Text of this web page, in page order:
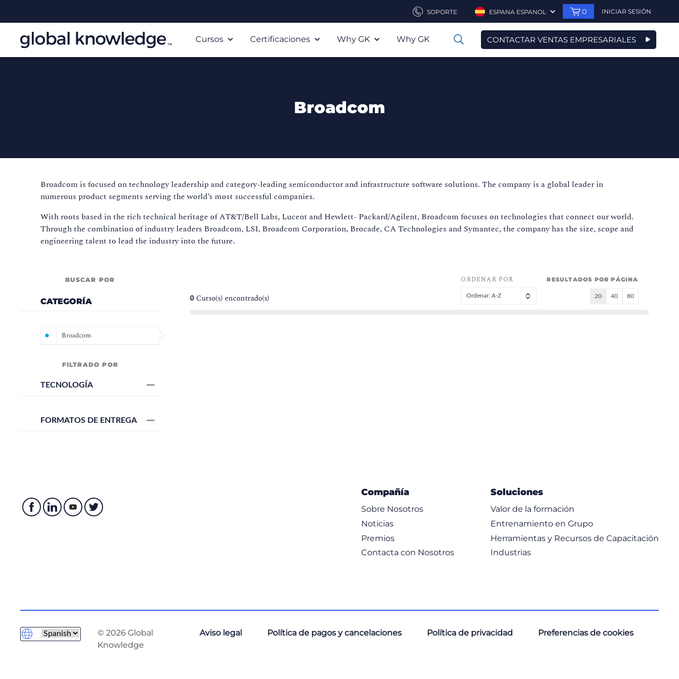
SOPORTE ESPANA ESPANOL 0 INICIAR SESIÓN
Cursos Certificaciones Why GK Why GK 0 CONTACTAR VENTAS EMPRESARIALES
Broadcom
Broadcom is focused on technology leadership and category-leading semiconductor and infrastructure software solutions. The company is a global leader in
numerous product segments serving the world’s most successful companies.
With roots based in the rich technical heritage of AT&T/Bell Labs, Lucent and Hewlett- Packard/Agilent, Broadcom focuses on technologies that connect our world.
Through the combination of industry leaders Broadcom, LSI, Broadcom Corporation, Brocade, CA Technologies and Symantec, the company has the size, scope and
engineering talent to lead the industry into the future.
BUSCAR POR
CATEGORÍA
Broadcom
FILTRADO POR
TECNOLOGÍA
FORMATOS DE ENTREGA
0 Curso(s) encontrado(s)
ORDENAR POR
Ordenar: A-Z
RESULTADOS POR PÁGINA
20 40 80
Compañía
Sobre Nosotros
Noticias
Premios
Contacta con Nosotros
Soluciones
Valor de la formación
Entrenamiento en Grupo
Herramientas y Recursos de Capacitación
Industrias
© 2026 Global
Knowledge
Aviso legal Política de pagos y cancelaciones Política de privacidad Preferencias de cookies